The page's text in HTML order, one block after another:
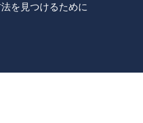
を見つけるために